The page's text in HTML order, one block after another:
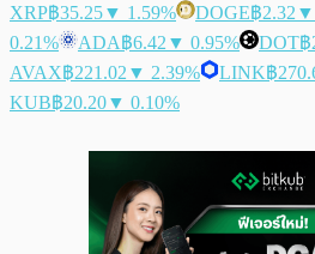
XRP฿35.25▼ 1.59% DOGE฿2.32 ▼
0.21%
ADA฿6.42 ▼ 0.95% DOT฿
AVAX฿221.02 ▼ 2.39% LINK฿
KUB฿20.20▼ 0.10%